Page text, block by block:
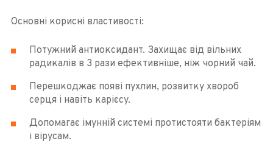
Основні корисні властивості:
Потужний антиоксидант. Захищає від вільних
радикалів в 3 рази ефективніше, ніж чорний чай.
Перешкоджає появі пухлин, розвитку хвороб
серця і навіть карієсу.
Допомагає імунній системі протистояти бактеріям
і вірусам.